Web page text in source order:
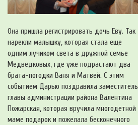
Она пришла регистрировать дочь Еву. Так
нарекли малышку, которая стала еще
одним лучиком света в дружной семье
Медведковых, где уже подрастают два
брата-погодки Ваня и Матвей. С этим
событием Дарью поздравила заместитель
главы администрации района Валентина
Пожарская, которая вручила многодетной
маме подарок и пожелала бесконечного